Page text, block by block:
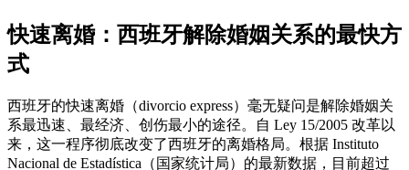
快速离婚：西班牙解除婚姻关系的最快方
式
西班牙的快速离婚（divorcio express）毫无疑问是解除婚姻关
系最迅速、最经济、创伤最小的途径。自 Ley 15/2005 改革以
来，这一程序彻底改变了西班牙的离婚格局。根据 Instituto
Nacional de Estadística（国家统计局）的最新数据，目前超过